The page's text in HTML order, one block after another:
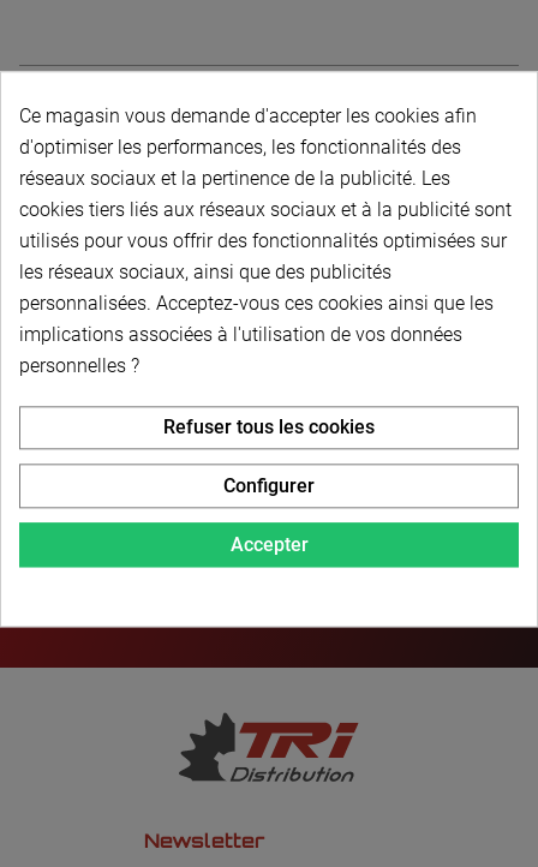
Description du produit
PAIEMENT SÉCURISÉ
LIVRAISON PERSONNALISÉE
Newsletter
Ce magasin vous demande d'accepter les cookies afin
d'optimiser les performances, les fonctionnalités des
réseaux sociaux et la pertinence de la publicité. Les
cookies tiers liés aux réseaux sociaux et à la publicité sont
utilisés pour vous offrir des fonctionnalités optimisées sur
les réseaux sociaux, ainsi que des publicités
personnalisées. Acceptez-vous ces cookies ainsi que les
implications associées à l'utilisation de vos données
personnelles ?
Accepter
Refuser tous les cookies
Configurer